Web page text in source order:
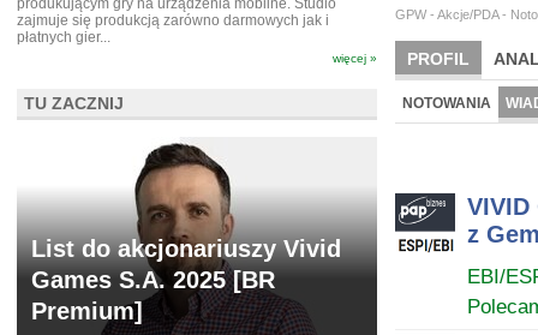
GPW - Akcje/PDA -
PROFIL
BR LAB
NOTOWANIA
z
EBI/
produkującym gry na urządzenia mobilne. Studio
zajmuje się produkcją zarówno darmowych jak i
płatnych gier...
więcej »
TU ZACZNIJ
List do akcjonariuszy Vivid
Games S.A. 2025 [BR
Premium]